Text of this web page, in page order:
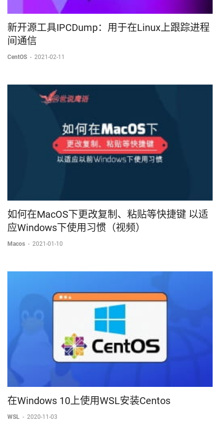
新开源工具IPCDump：用于在Linux上跟踪进程
间通信
CentOS - 2021-02-11
如何在MacOS下更改复制、粘贴等快捷键 以适
应Windows下使用习惯（视频）
Macos - 2021-01-10
在Windows 10上使用WSL安装Centos
WSL - 2020-11-03